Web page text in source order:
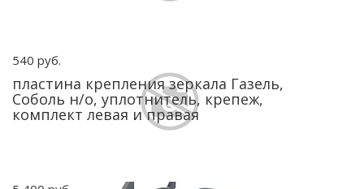
540 руб.
пластина крепления зеркала Газель,
Соболь н/о, уплотнитель, крепеж,
комплект левая и правая